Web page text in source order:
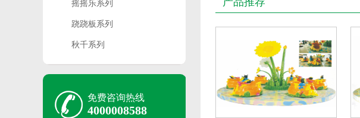
摇摇乐系列
跷跷板系列
秋千系列
免费咨询热线
4000008588